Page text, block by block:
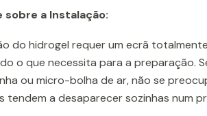
a Instalação:
do hidrogel requer um ecrã
o que necessita para a preparação.
ou micro-bolha de ar, não se
tendem a desaparecer sozinhas num